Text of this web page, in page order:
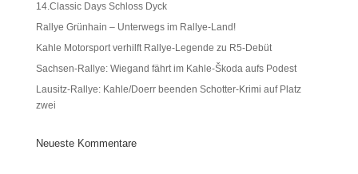
14.Classic Days Schloss Dyck
Rallye Grünhain – Unterwegs im Rallye-Land!
Kahle Motorsport verhilft Rallye-Legende zu R5-Debüt
Sachsen-Rallye: Wiegand fährt im Kahle-Škoda aufs Podest
Lausitz-Rallye: Kahle/Doerr beenden Schotter-Krimi auf Platz
zwei
Neueste Kommentare